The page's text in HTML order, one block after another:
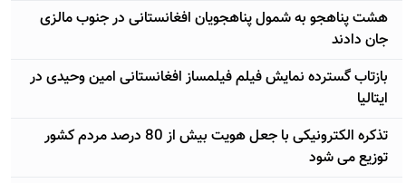
هشت پناهجو به شمول پناهجویان افغانستانی در جنوب مالزی
جان دادند
بازتاب گسترده نمایش فیلم فیلمساز افغانستانی امین وحیدی در
ایتالیا
تذکره الکترونیکی با جعل هویت بیش از 80 درصد مردم کشور
توزیع می شود